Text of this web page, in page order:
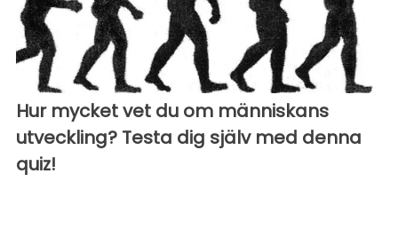
Hur mycket vet du om människans
utveckling? Testa dig själv med denna
quiz!